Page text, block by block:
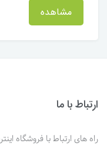
مشاهده
ارتباط با ما
راه های ارتباط با فروشگاه